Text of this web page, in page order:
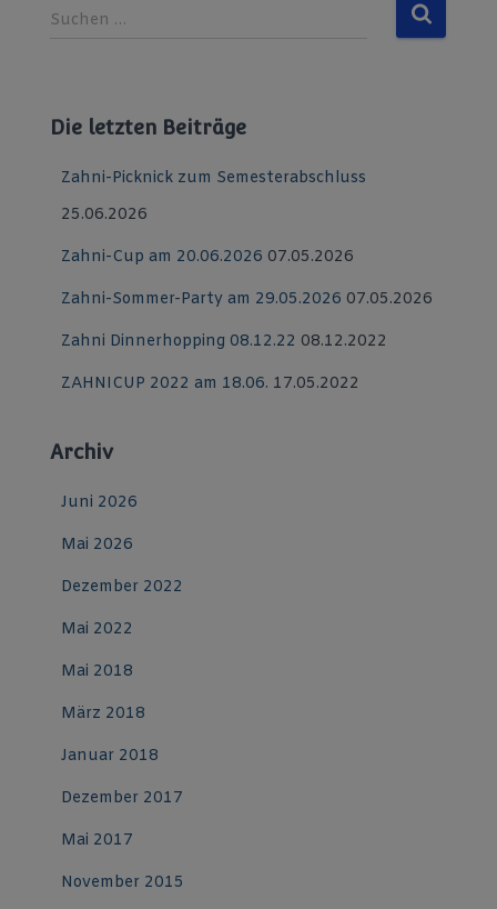
S
n
Suchen …
Die letzten Beiträge
Zahni-Picknick zum Semesterabschluss
25.06.2026
Zahni-Cup am 20.06.2026 07.05.2026
Zahni-Sommer-Party am 29.05.2026 07.05.2026
Zahni Dinnerhopping 08.12.22 08.12.2022
ZAHNICUP 2022 am 18.06. 17.05.2022
Archiv
Juni 2026
Mai 2026
Dezember 2022
Mai 2022
Mai 2018
März 2018
Januar 2018
Dezember 2017
Mai 2017
November 2015